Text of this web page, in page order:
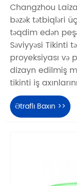
Changzhou
bəzək tətbiqləri
təqdim edən
Səviyyəsi Tikinti
proyeksiyası və
dizayn edilmiş
tikinti iş
Ətraflı Baxın >>